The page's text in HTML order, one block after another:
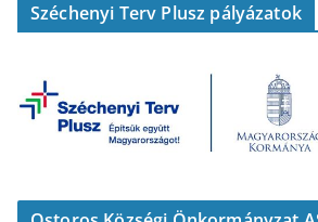
Széchenyi Terv Plusz pályázatok